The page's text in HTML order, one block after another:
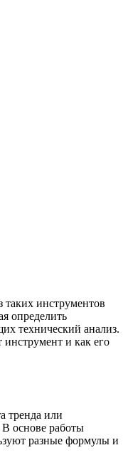
инструментов
определить
технический анализ.
и как его
тренда или
основе работы
разные формулы и